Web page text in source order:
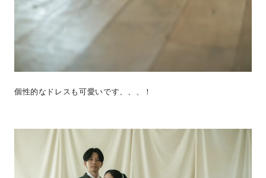
個性的なドレスも可愛いです、、、！